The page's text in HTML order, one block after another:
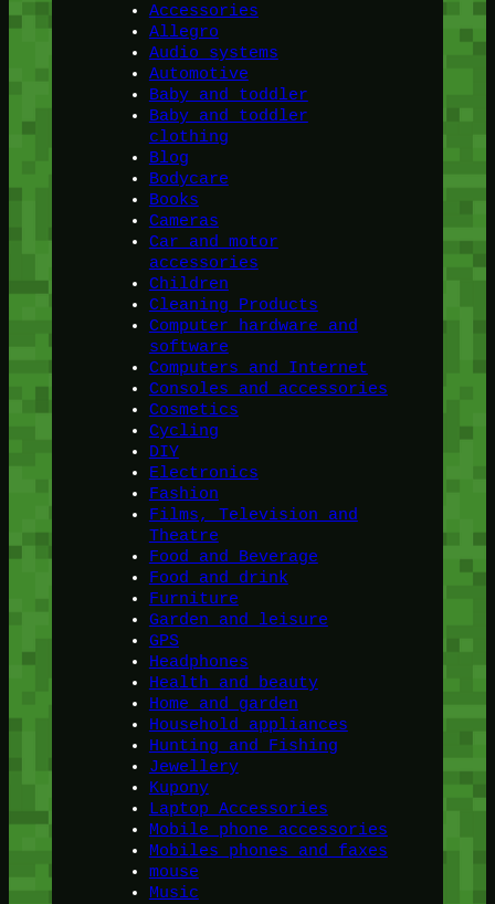
Accessories
Allegro
Audio systems
Automotive
Baby and toddler
Baby and toddler
clothing
Blog
Bodycare
Books
Cameras
Car and motor
accessories
Children
Cleaning Products
Computer hardware and
software
Computers and Internet
Consoles and accessories
Cosmetics
Cycling
DIY
Electronics
Fashion
Films, Television and
Theatre
Food and Beverage
Food and drink
Furniture
Garden and leisure
GPS
Headphones
Health and beauty
Home and garden
Household appliances
Hunting and Fishing
Jewellery
Kupony
Laptop Accessories
Mobile phone accessories
Mobiles phones and faxes
mouse
Music